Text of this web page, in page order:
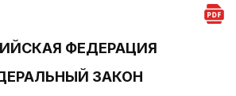
ФЕДЕРАЦИЯ
ЗАКОН